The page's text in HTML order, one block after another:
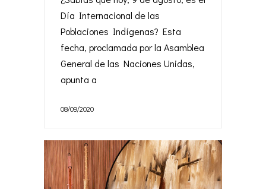
Día Internacional de las
Poblaciones Indígenas? Esta
fecha, proclamada por la Asamblea
General de las Naciones Unidas,
apunta a
08/09/2020